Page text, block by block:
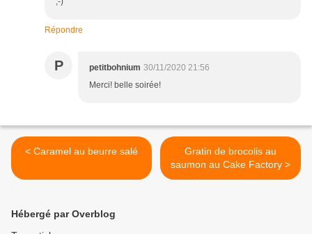
Répondre
P petitbohnium 30/11/2020 21:56
Merci! belle soirée!
< Caramel au beurre salé
Gratin de brocolis au
saumon au Cake Factory >
Hébergé par Overblog